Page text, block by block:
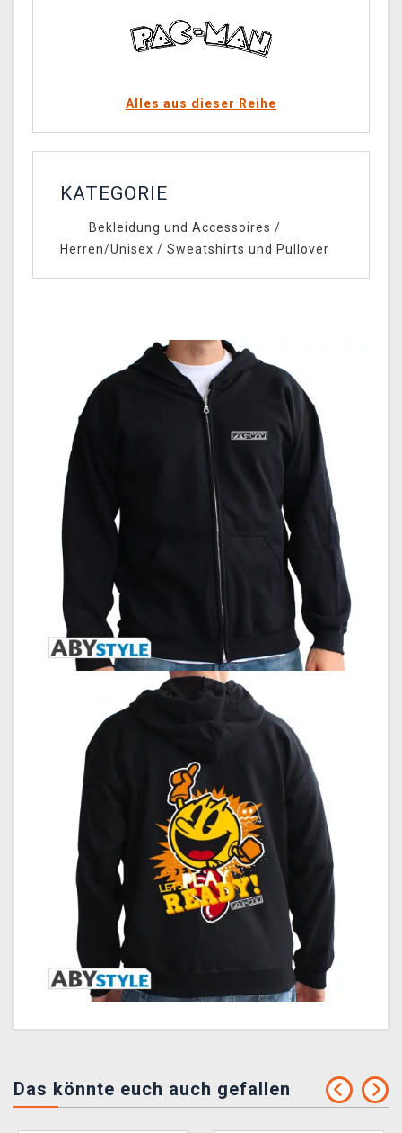
Alles aus dieser Reihe
KATEGORIE
Bekleidung und Accessoires /
Herren/Unisex / Sweatshirts und Pullover
Das könnte euch auch gefallen